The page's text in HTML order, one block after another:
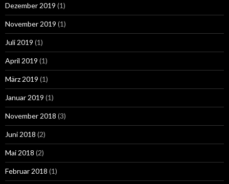
Dezember 2019 (1)
November 2019 (1)
Juli 2019 (1)
April 2019 (1)
März 2019 (1)
Januar 2019 (1)
November 2018 (3)
Juni 2018 (2)
Mai 2018 (2)
Februar 2018 (1)